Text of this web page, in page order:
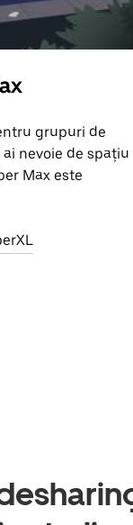
grupuri de
nevoie de spațiu
Max este